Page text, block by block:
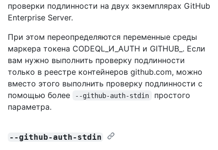
проверки подлинности на двух экземплярах GitHub
Enterprise Server.
При этом переопределяются переменные среды
маркера токена CODEQL_И_AUTH и GITHUB_. Если
вам нужно выполнить проверку подлинности
только в реестре контейнеров github.com, можно
вместо этого выполнить проверку подлинности с
помощью более
--github-auth-stdin
простого
параметра.
--github-auth-stdin